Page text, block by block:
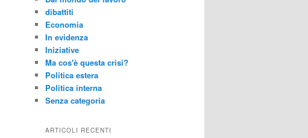
dibattiti
Economia
In evidenza
Iniziative
Ma cos'è questa crisi?
Politica estera
Politica interna
Senza categoria
ARTICOLI RECENTI